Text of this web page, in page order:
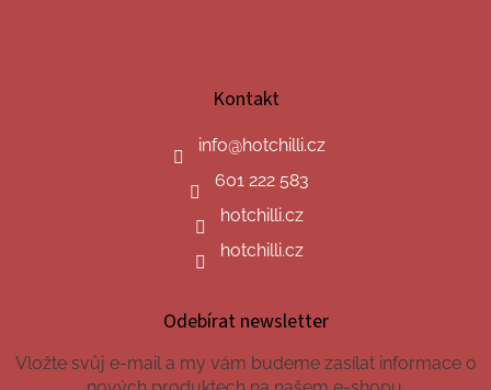
Kontakt
info@hotchilli.cz
601 222 583
hotchilli.cz
hotchilli.cz
Odebírat newsletter
Vložte svůj e-mail a my vám budeme zasílat informace o